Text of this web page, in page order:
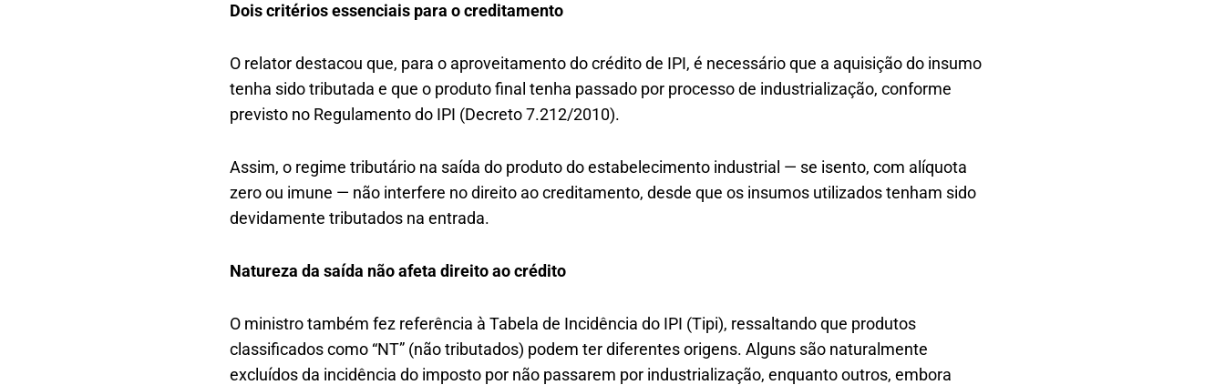
Dois critérios essenciais para o creditamento
O relator destacou que, para o aproveitamento do crédito de IPI, é necessário que a aquisição do insumo
tenha sido tributada e que o produto final tenha passado por processo de industrialização, conforme
previsto no Regulamento do IPI (Decreto 7.212/2010).
Assim, o regime tributário na saída do produto do estabelecimento industrial — se isento, com alíquota
zero ou imune — não interfere no direito ao creditamento, desde que os insumos utilizados tenham sido
devidamente tributados na entrada.
Natureza da saída não afeta direito ao crédito
O ministro também fez referência à Tabela de Incidência do IPI (Tipi), ressaltando que produtos
classificados como “NT” (não tributados) podem ter diferentes origens. Alguns são naturalmente
excluídos da incidência do imposto por não passarem por industrialização, enquanto outros, embora